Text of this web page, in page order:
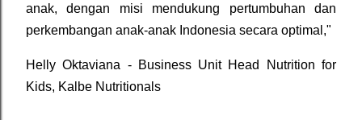
anak, dengan misi mendukung pertumbuhan dan
perkembangan anak-anak Indonesia secara optimal,"
Helly Oktaviana - Business Unit Head Nutrition for
Kids, Kalbe Nutritionals